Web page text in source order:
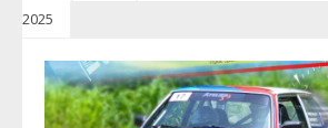
2025